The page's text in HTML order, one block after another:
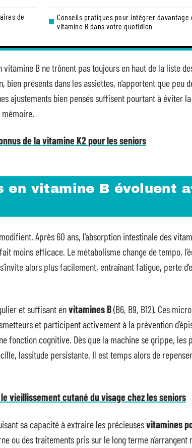
de
Conseils pratiques pour intégrer davantage
vitamine B dans votre quotidien
B ne trônent pas toujours en haut de la liste
bien présents dans les assiettes, n’apportent que peu
ajustements bien pensés suffisent pourtant à éviter
de la vitamine K2 pour les seniors
en vitamine B évoluent
Après 60 ans, l’absorption intestinale des
moins efficace. Le métabolisme change de tempo,
alors plus facilement, entraînant fatigue, perte
et suffisant envitamines B(B6, B9, B12). Ces
et participent activement à la prévention
fonction cognitive. Dès que la machine se grippe, les
lassitude persistante. Il est temps alors de
vieillissement cutané du visage chez les seniors
sa capacité à extraire les précieusesvitamines
ou des traitements pris sur le long terme n’arrangent